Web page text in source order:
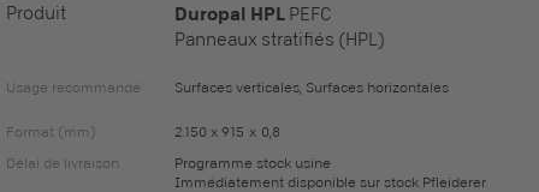
Produit Duropal HPL PEFC
Panneaux stratifiés (HPL)
Usage recommandé Surfaces verticales, Surfaces horizontales
Format (mm)
2.150 x 915 x 0,8
Délai de livraison
Programme stock usine
Immédiatement disponible sur stock Pfleiderer